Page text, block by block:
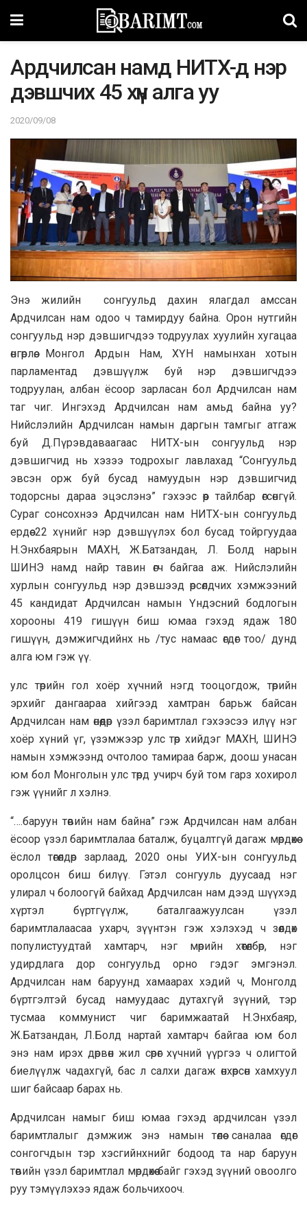
Ардчилсан намд НИTX-д нэр
дэвшчих 45 хүн алга уу
2020/09/08
Энэ жилийн сонгуульд дахин ялагдал амссан
Ардчилсан нам одоо ч тамирдуу байна. Орон нутгийн
сонгуульд нэр дэвшигчдээ тодруулах хуулийн хугацаа
өнгөрлөө. Монгол Ардын Нам, ХҮН намынхан хотын
парламентад дэвшүүлж буй нэр дэвшигчдээ
тодруулан, албан ёсоор зарласан бол Ардчилсан нам
таг чиг. Ингэхэд Ардчилсан нам амьд байна уу?
Нийслэлийн Ардчилсан намын даргын тамгыг атгаж
буй Д.Пүрэвдаваагаас НИТХ-ын сонгуульд нэр
дэвшигчид нь хэзээ тодрохыг лавлахад “Сонгуульд
эвсэн орж буй бусад намуудын нэр дэвшигчид
тодорсны дараа эцэслэнэ” гэхээс өөр тайлбар өгсөнгүй.
Сураг сонсохнээ Ардчилсан нам НИТХ-ын сонгуульд
ердөө 22 хүнийг нэр дэвшүүлэх бол бусад тойргуудаа
Н.Энхбаярын МАХН, Ж.Батзандан, Л. Болд нарын
ШИНЭ намд найр тавин өгч байгаа аж. Нийслэлийн
хурлын сонгуульд нэр дэвшээд өрсөлдчих хэмжээний
45 кандидат Ардчилсан намын Үндэсний бодлогын
хорооны 419 гишүүн биш юмаа гэхэд ядаж 180
гишүүн, дэмжигчдийнх нь /тус намаас өгдөг тоо/ дунд
алга юм гэж үү.
улс төрийн гол хоёр хүчний нэгд тооцогдож, төрийн
эрхийг дангаараа хийгээд хамтран барьж байсан
Ардчилсан нам өнөөдөр үзэл баримтлал гэхээсээ илүү нэг
хоёр хүний үг, үзэмжээр улс төр хийдэг МАХН, ШИНЭ
намын хэмжээнд очтолоо тамираа барж, доош унасан
юм бол Монголын улс төрд учирч буй том гарз хохирол
гэж үүнийг л хэлнэ.
“….баруун төвийн нам байна” гэж Ардчилсан нам албан
ёсоор үзэл баримтлалаа баталж, буцалтгүй дагаж мөрдөхөө
ёслол төгөлдөр зарлаад, 2020 оны УИХ-ын сонгуульд
оролцсон биш билүү. Гэтэл сонгууль дуусаад нэг
улирал ч болоогүй байхад Ардчилсан нам дээд шүүхэд
хүртэл бүртгүүлж, баталгаажуулсан үзэл
баримтлалаасаа ухарч, зүүнтэн гэж хэлэхэд ч зөөлдөх
популистуудтай хамтарч, нэг мөрийн хөтөлбөр, нэг
удирдлага дор сонгуульд орно гэдэг эмгэнэл.
Ардчилсан нам баруунд хамаарах хэдий ч, Монголд
бүртгэлтэй бусад намуудаас дутахгүй зүүний, тэр
тусмаа коммунист чиг баримжаатай Н.Энхбаяр,
Ж.Батзандан, Л.Болд нартай хамтарч байгаа юм бол
энэ нам ирэх дөрвөн жил сөрөг хүчний үүргээ ч олигтой
биелүүлж чадахгүй, бас л салхи дагаж өнхөрсөн хамхуул
шиг байсаар барах нь.
Ардчилсан намыг биш юмаа гэхэд ардчилсан үзэл
баримтлалыг дэмжиж энэ намын төлөө саналаа өгдөг
сонгогчдын тэр хэсгийнхнийг бодоод та нар баруун
төвийн үзэл баримтлал мөрдөхөө байг гэхэд зүүний овоолго
руу тэмүүлэхээ ядаж больчихооч.